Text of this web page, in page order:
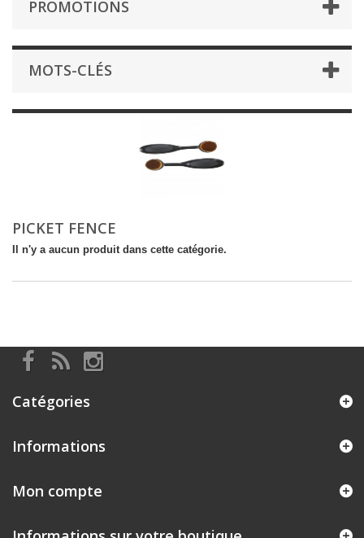
PROMOTIONS
MOTS-CLÉS
PICKET FENCE
Il n'y a aucun produit dans cette catégorie.
Catégories
Informations
Mon compte